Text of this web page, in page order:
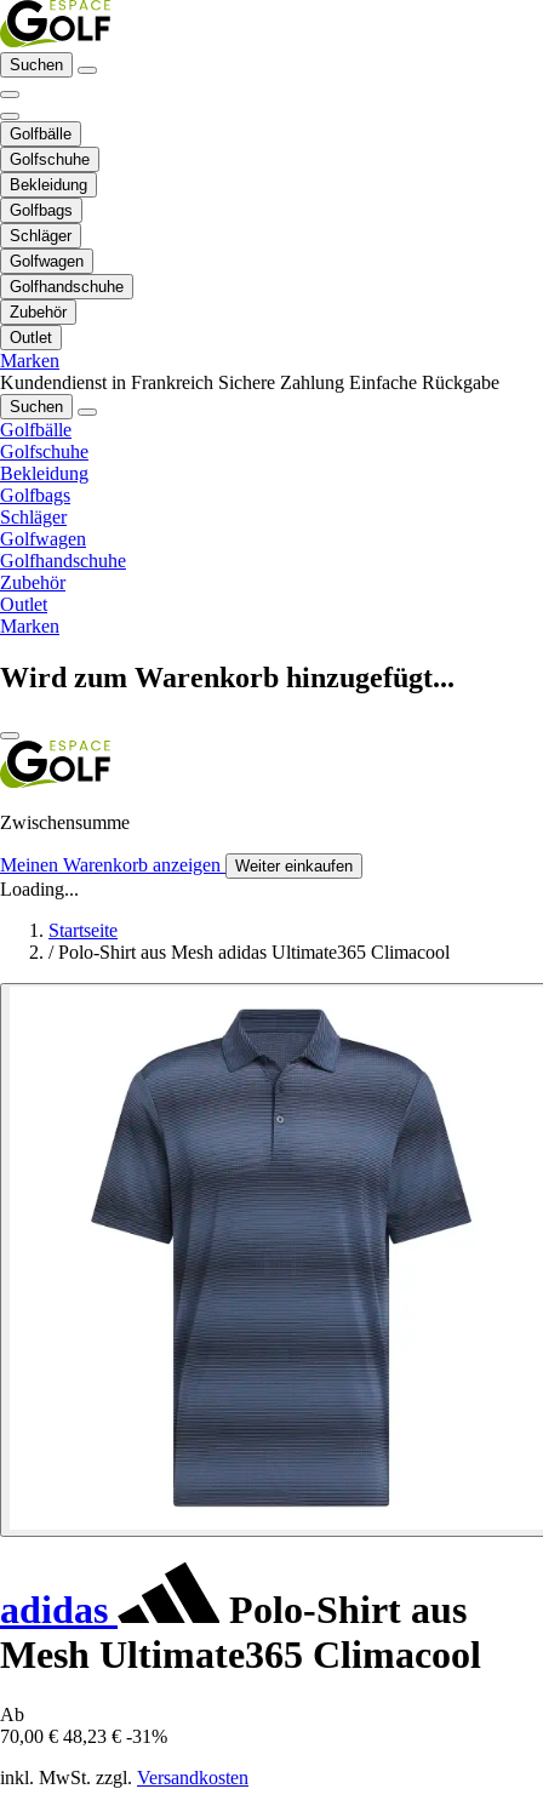
Suchen
Golfbälle
Golfschuhe
Bekleidung
Golfbags
Schläger
Golfwagen
Golfhandschuhe
Zubehör
Outlet
Marken
Kundendienst in Frankreich Sichere Zahlung Einfache Rückgabe
Suchen
Golfbälle
Golfschuhe
Bekleidung
Golfbags
Schläger
Golfwagen
Golfhandschuhe
Zubehör
Outlet
Marken
Wird zum Warenkorb hinzugefügt...
Zwischensumme
Meinen Warenkorb anzeigen Weiter einkaufen
Loading...
Startseite
/ Polo-Shirt aus Mesh adidas Ultimate365 Climacool
adidas
Polo-Shirt aus
Mesh Ultimate365 Climacool
Ab
70,00 € 48,23 € -31%
inkl. MwSt. zzgl. Versandkosten